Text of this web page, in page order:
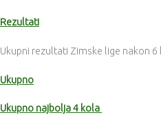
Rezultati
Ukupni rezultati Zimske lige nakon 6
Ukupno
Ukupno najbolja 4 kola